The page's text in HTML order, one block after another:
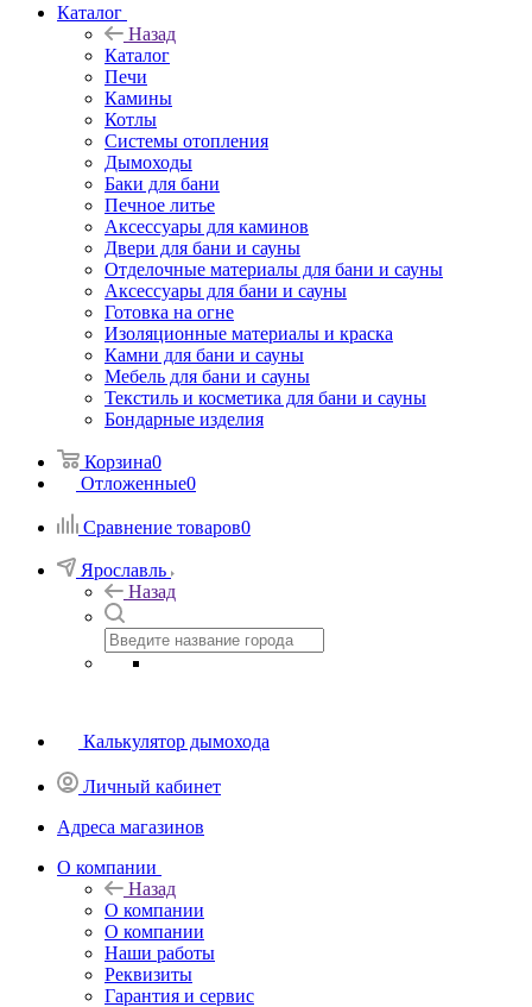
Каталог
Назад
Каталог
Печи
Камины
Котлы
Системы отопления
Дымоходы
Баки для бани
Печное литье
Аксессуары для каминов
Двери для бани и сауны
Отделочные материалы для бани и сауны
Аксессуары для бани и сауны
Готовка на огне
Изоляционные материалы и краска
Камни для бани и сауны
Мебель для бани и сауны
Текстиль и косметика для бани и сауны
Бондарные изделия
Корзина0
Отложенные0
Сравнение товаров0
Ярославль
Назад
Калькулятор дымохода
Личный кабинет
Адреса магазинов
O компании
Назад
O компании
О компании
Наши работы
Реквизиты
Гарантия и сервис